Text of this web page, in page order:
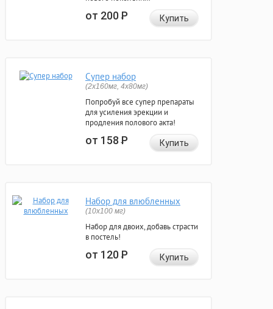
от 200Р Купить
Супер набор
(2х160мг, 4х80мг)
Попробуй все супер препараты
для усиления эрекции и
продления полового акта!
от 158Р Купить
Набор для влюбленных
(10х100 мг)
Набор для двоих, добавь страсти
в постель!
от 120Р Купить